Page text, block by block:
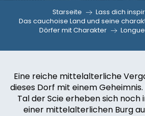
Starseite
Lass dich
Das cauchoise Land und seine
Dörfer mit Charakter
Eine reiche mittelalterliche
dieses Dorf mit einem
Tal der Scie erheben sich noch
einer mittelalterlichen Burg